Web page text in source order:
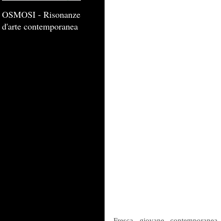
OSMOSI - Risonanze
d'arte contemporanea